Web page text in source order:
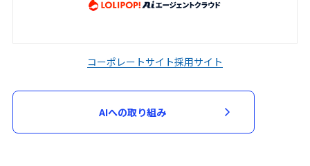
ことができるものとします。
偽、不正確又は誤りがあった場合
するサービスの利用停止等の処分を受け
ている場合
第３項に基づく資料の提出がない場合
コーポレートサイト採用サイト
AIへの取り組み